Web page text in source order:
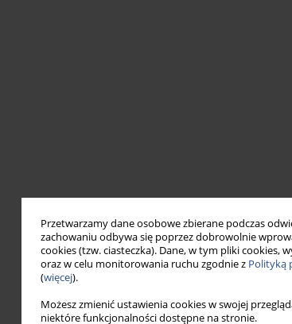
Przetwarzamy dane osobowe zbierane podczas
zachowaniu odbywa się poprzez dobrowolnie
cookies (tzw. ciasteczka). Dane, w tym pliki cookies,
oraz w celu monitorowania ruchu zgodnie z Polityką
(więcej).
Możesz zmienić ustawienia cookies w swojej
niektóre funkcjonalności dostępne na stronie.